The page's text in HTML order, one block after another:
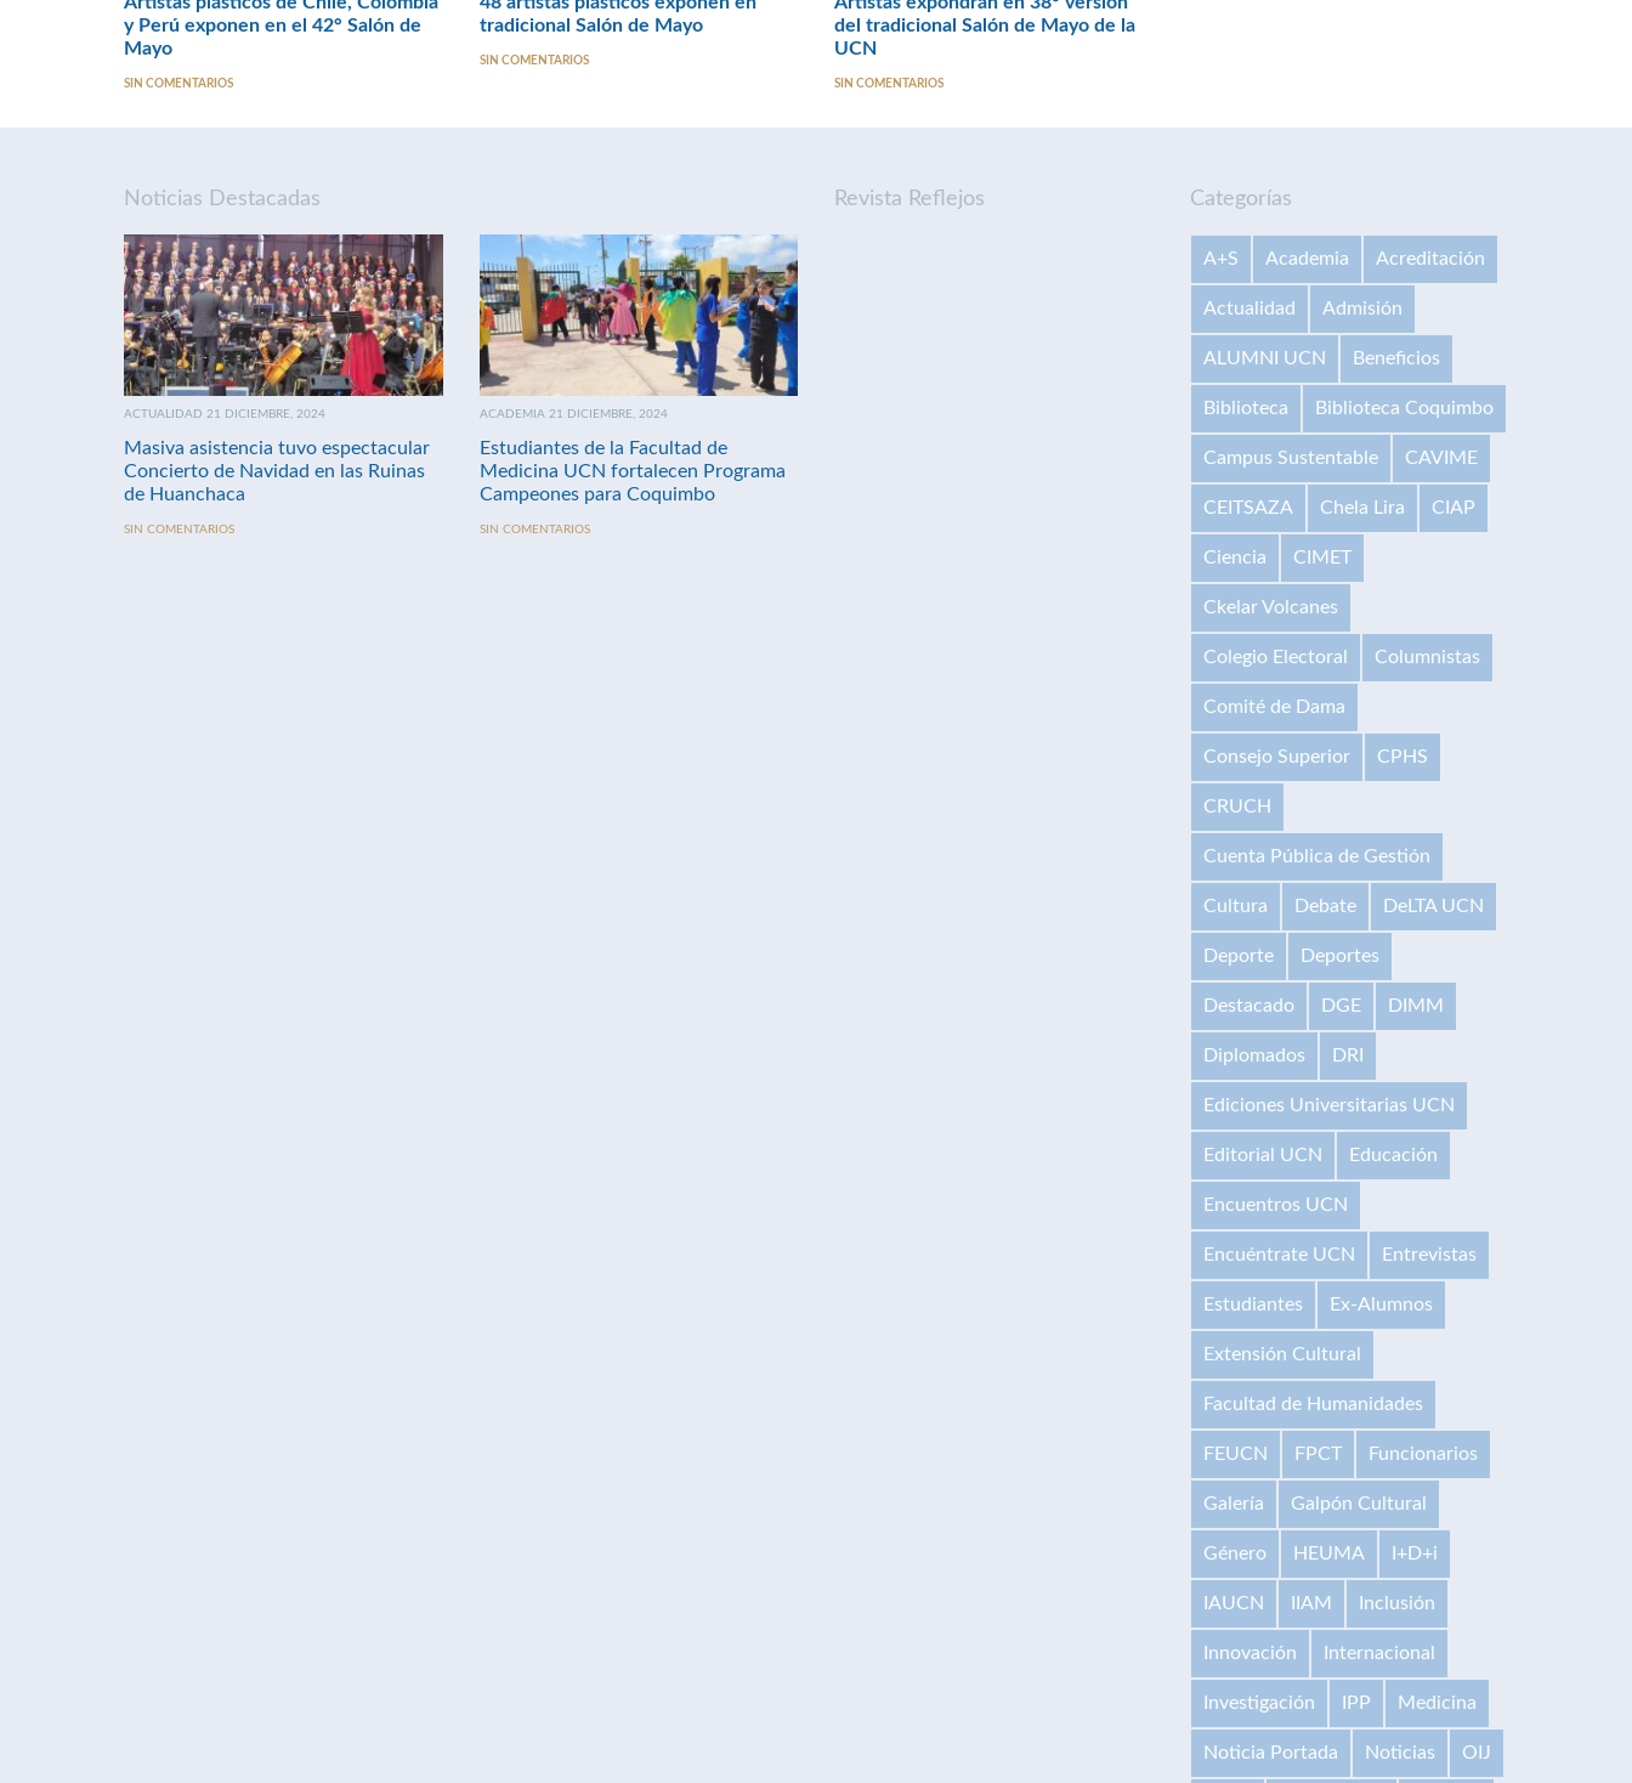
y Perú exponen en el 42° Salón de
Mayo
SIN COMENTARIOS
tradicional Salón de Mayo
SIN COMENTARIOS
del tradicional Salón de Mayo de la
UCN
SIN COMENTARIOS
Noticias Destacadas
ACTUALIDAD 21 DICIEMBRE, 2024
Masiva asistencia tuvo espectacular
Concierto de Navidad en las Ruinas
de Huanchaca
SIN COMENTARIOS
ACADEMIA 21 DICIEMBRE, 2024
Estudiantes de la Facultad de
Medicina UCN fortalecen Programa
Campeones para Coquimbo
SIN COMENTARIOS
Revista Reflejos Categorías
A+S Academia Acreditación
Actualidad Admisión
ALUMNI UCN Beneficios
Biblioteca Biblioteca Coquimbo
Campus Sustentable CAVIME
CEITSAZA Chela Lira CIAP
Ciencia CIMET
Ckelar Volcanes
Colegio Electoral Columnistas
Comité de Dama
Consejo Superior CPHS
CRUCH
Cuenta Pública de Gestión
Cultura Debate DeLTA UCN
Deporte Deportes
Destacado DGE DIMM
Diplomados DRI
Ediciones Universitarias UCN
Editorial UCN Educación
Encuentros UCN
Encuéntrate UCN Entrevistas
Estudiantes Ex-Alumnos
Extensión Cultural
Facultad de Humanidades
FEUCN FPCT Funcionarios
Galería Galpón Cultural
Género HEUMA I+D+i
IAUCN IIAM Inclusión
Innovación Internacional
Investigación IPP Medicina
Noticia Portada Noticias OIJ